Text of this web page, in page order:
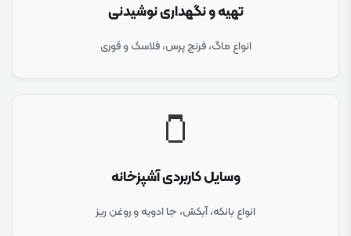
تهیه و نگهداری نوشیدنی
انواع ماگ، فرنچ پرس، فلاسک و قوری
🫙
وسایل کاربردی آشپزخانه
انواع بانکه، آبکش، جا ادویه و روغن ریز